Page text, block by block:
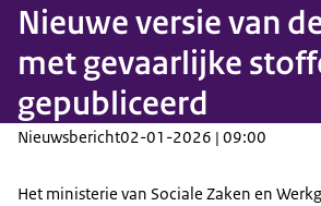
Nieuwe versie van
met gevaarlijke
gepubliceerd
Nieuwsbericht02-01-2026 | 09:00
Het ministerie van Sociale Zaken en